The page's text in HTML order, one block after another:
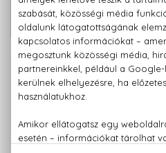
Relaxing Pleasure
100% eredeti termékek, 14
779 1926